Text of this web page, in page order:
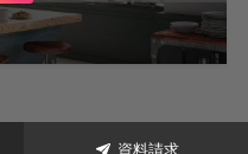
資料請求